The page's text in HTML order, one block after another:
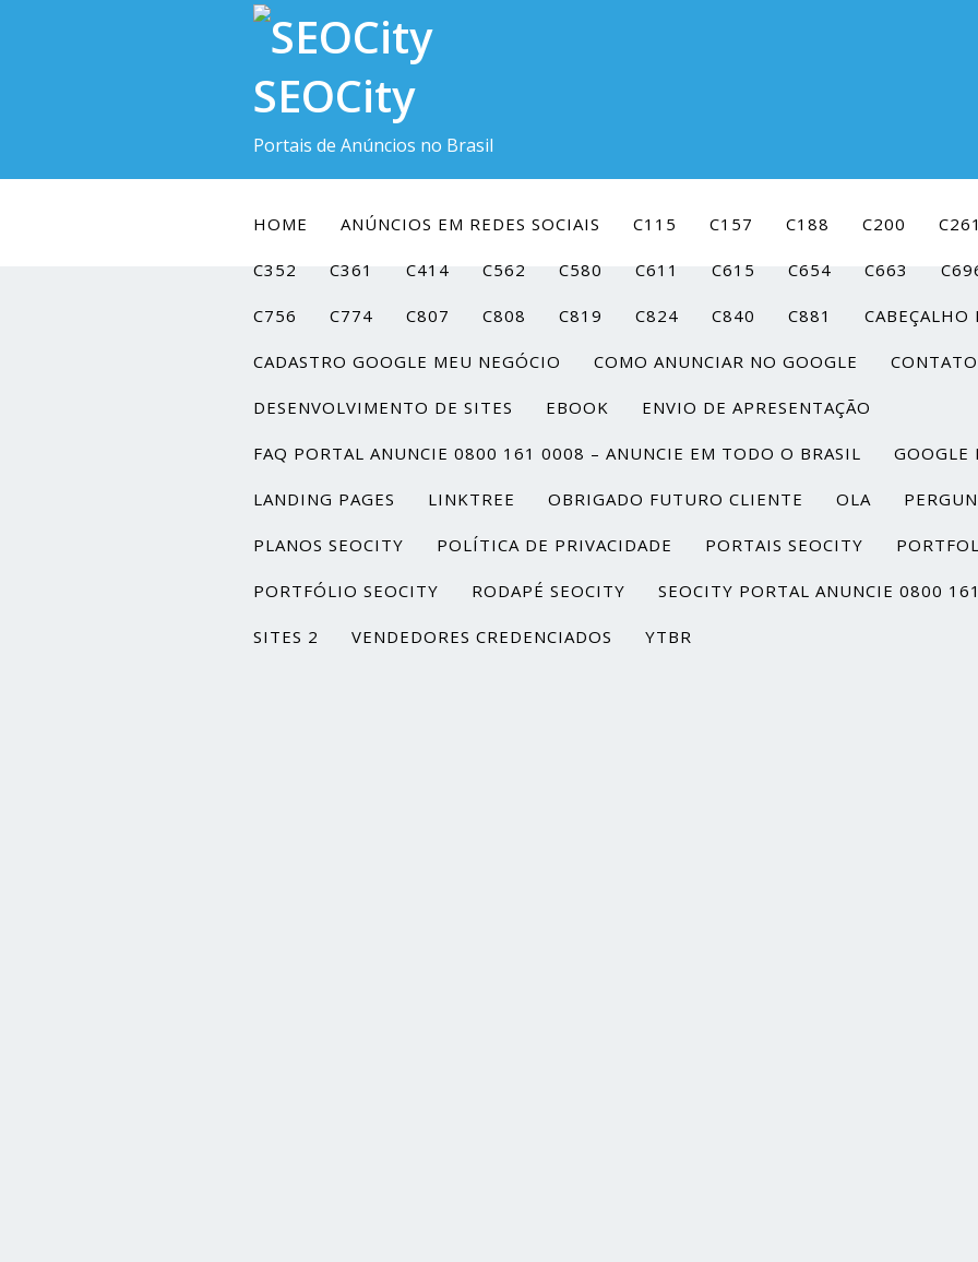
SEOCity
Portais de Anúncios no Brasil
HOME ANÚNCIOS EM REDES SOCIAIS C115 C157 C188 C200
C352 C361 C414 C562 C580 C611 C615 C654 C663
C756 C774 C807 C808 C819 C824 C840 C881 CABEÇALHO
CADASTRO GOOGLE MEU NEGÓCIO COMO ANUNCIAR NO GOOGLE
DESENVOLVIMENTO DE SITES EBOOK ENVIO DE APRESENTAÇÃO
FAQ PORTAL ANUNCIE 0800 161 0008 – ANUNCIE EM TODO O BRASIL GOOGLE
LANDING PAGES LINKTREE OBRIGADO FUTURO CLIENTE OLA
PLANOS SEOCITY POLÍTICA DE PRIVACIDADE PORTAIS SEOCITY
PORTFÓLIO SEOCITY RODAPÉ SEOCITY SEOCITY PORTAL ANUNCIE 0800
SITES 2 VENDEDORES CREDENCIADOS YTBR